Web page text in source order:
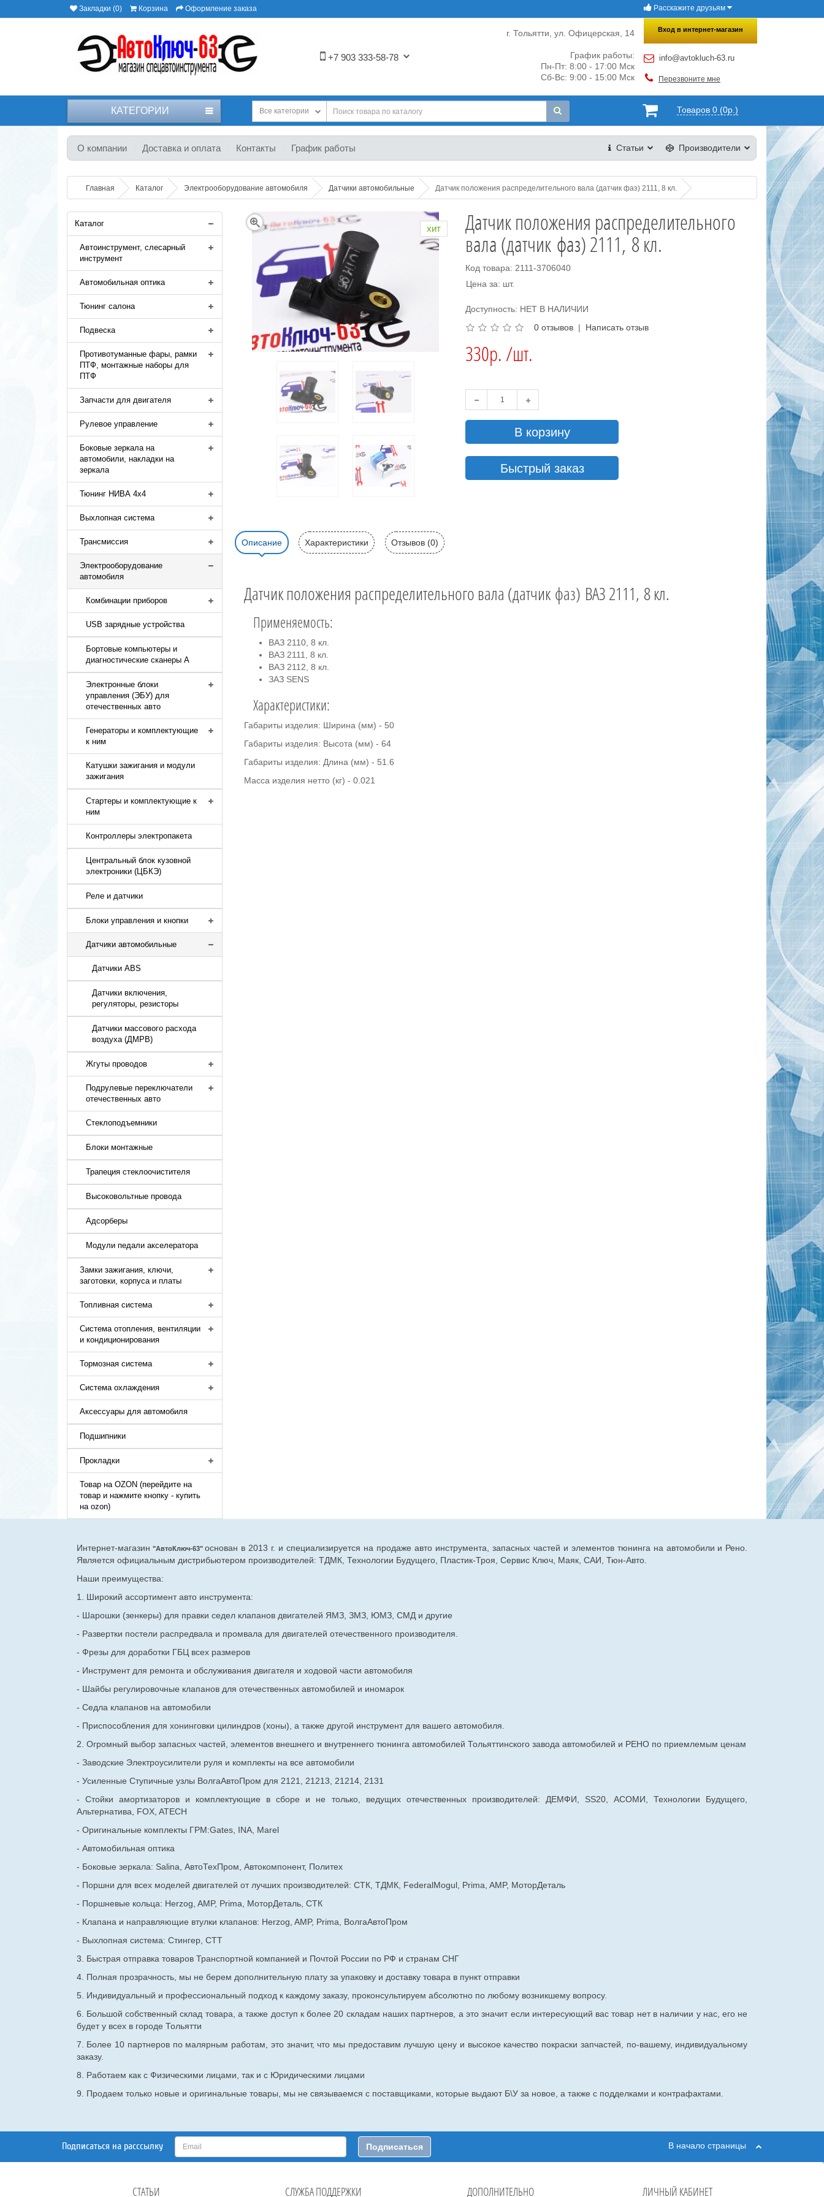
×
Закладки (0) Корзина Оформление заказа Расскажите друзьям
+7 903 333-58-78
Вход в интернет-магазин
info@avtokluch-63.ru
Перезвоните мне
г. Тольятти, ул. Офицерская, 14
График работы:
Пн-Пт: 8:00 - 17:00 Мск
Сб-Вс: 9:00 - 15:00 Мск
КАТЕГОРИИ Товаров 0 (0р.)
Все категории
О компании Доставка и оплата Контакты График работы Производители
Статьи
Главная Каталог Электрооборудование автомобиля Датчики автомобильные Датчик положения распределительного вала (датчик фаз) 2111, 8 кл.
Каталог
Автоинструмент, слесарный
инструмент
Автомобильная оптика
Тюнинг салона
Подвеска
Противотуманные фары, рамки
ПТФ, монтажные наборы для
ПТФ
Запчасти для двигателя
Рулевое управление
Боковые зеркала на
автомобили, накладки на
зеркала
Тюнинг НИВА 4х4
Выхлопная система
Трансмиссия
Электрооборудование
автомобиля
Комбинации приборов
USB зарядные устройства
Бортовые компьютеры и
диагностические сканеры A
Электронные блоки
управления (ЭБУ) для
отечественных авто
Генераторы и комплектующие
к ним
Катушки зажигания и модули
зажигания
Стартеры и комплектующие к
ним
Контроллеры электропакета
Центральный блок кузовной
электроники (ЦБКЭ)
Реле и датчики
Блоки управления и кнопки
Датчики автомобильные
Датчики ABS
Датчики включения,
регуляторы, резисторы
Датчики массового расхода
воздуха (ДМРВ)
Жгуты проводов
Подрулевые переключатели
отечественных авто
Стеклоподъемники
Блоки монтажные
Трапеция стеклоочистителя
Высоковольтные провода
Адсорберы
Модули педали акселератора
Замки зажигания, ключи,
заготовки, корпуса и платы
Топливная система
Система отопления, вентиляции
и кондиционирования
Тормозная система
Система охлаждения
Аксессуары для автомобиля
Подшипники
Прокладки
Товар на OZON (перейдите на
товар и нажмите кнопку - купить
на ozon)
хит
Датчик положения распределительного
вала (датчик фаз) 2111, 8 кл.
Код товара: 2111-3706040
Цена за: шт.
Доступность: НЕТ В НАЛИЧИИ
0 отзывов | Написать отзыв
330р. /шт.
В корзину
Быстрый заказ
Описание Характеристики Отзывов (0)
Датчик положения распределительного вала (датчик фаз) ВАЗ 2111, 8 кл.
Применяемость:
ВАЗ 2110, 8 кл.
ВАЗ 2111, 8 кл.
ВАЗ 2112, 8 кл.
ЗАЗ SENS
Характеристики:
Габариты изделия: Ширина (мм) - 50
Габариты изделия: Высота (мм) - 64
Габариты изделия: Длина (мм) - 51.6
Масса изделия нетто (кг) - 0.021
Интернет-магазин "АвтоКлюч-63"основан в 2013 г. и специализируется на продаже авто инструмента, запасных частей и элементов тюнинга на автомобили и Рено.
Является официальным дистрибьютером производителей: ТДМК, Технологии Будущего, Пластик-Троя, Сервис Ключ, Маяк, САИ, Тюн-Авто.
Наши преимущества:
1. Широкий ассортимент авто инструмента:
- Шарошки (зенкеры) для правки седел клапанов двигателей ЯМЗ, ЗМЗ, ЮМЗ, СМД и другие
- Развертки постели распредвала и промвала для двигателей отечественного производителя.
- Фрезы для доработки ГБЦ всех размеров
- Инструмент для ремонта и обслуживания двигателя и ходовой части автомобиля
- Шайбы регулировочные клапанов для отечественныхавтомобилей и иномарок
- Седла клапанов на автомобили
- Приспособления для хонинговки цилиндров (хоны), а также другой инструмент для вашего автомобиля.
2. Огромный выбор запасных частей, элементов внешнего и внутреннего тюнинга автомобилей Тольяттинского завода автомобилей и РЕНО по приемлемым ценам
- Заводские Электроусилители руля и комплекты на все автомобили
- Усиленные Ступичные узлы ВолгаАвтоПром для 2121, 21213, 21214, 2131
- Стойки амортизаторов и комплектующие в сборе и не только, ведущих отечественных производителей: ДЕМФИ, SS20, АСОМИ, Технологии Будущего,
Альтернатива, FOX, ATECH
- Оригинальные комплекты ГРМ:Gates, INA, Marel
- Автомобильная оптика
- Боковые зеркала: Salina, АвтоТехПром, Автокомпонент, Политех
- Поршни для всех моделей двигателей от лучших производителей: СТК, ТДМК, FederalMogul, Prima, AMP, МоторДеталь
- Поршневые кольца: Herzog, AMP, Prima, МоторДеталь, СТК
- Клапана и направляющие втулки клапанов: Herzog, AMP, Prima, ВолгаАвтоПром
- Выхлопная система: Стингер, СТТ
3. Быстрая отправка товаров Транспортной компанией и Почтой России по РФ и странам СНГ
4. Полная прозрачность, мы не берем дополнительную плату за упаковку и доставку товара в пункт отправки
5. Индивидуальный и профессиональный подход к каждому заказу, проконсультируем абсолютно по любому возникшему вопросу.
6. Большой собственный склад товара, а также доступ к более 20 складам наших партнеров, а это значит если интересующий вас товар нет в наличии у нас, его не
будет у всех в городе Тольятти
7. Более 10 партнеров по малярным работам, это значит, что мы предоставим лучшую цену и высокое качество покраски запчастей, по-вашему, индивидуальному
заказу.
8. Работаем как с Физическими лицами, так и с Юридическими лицами
9. Продаем только новые и оригинальные товары, мы не связываемся с поставщиками, которые выдают Б\У за новое, а также с подделками и контрафактами.
Подписаться на расссылку Подписаться В начало страницы
СТАТЬИ СЛУЖБА ПОДДЕРЖКИ ДОПОЛНИТЕЛЬНО ЛИЧНЫЙ КАБИНЕТ